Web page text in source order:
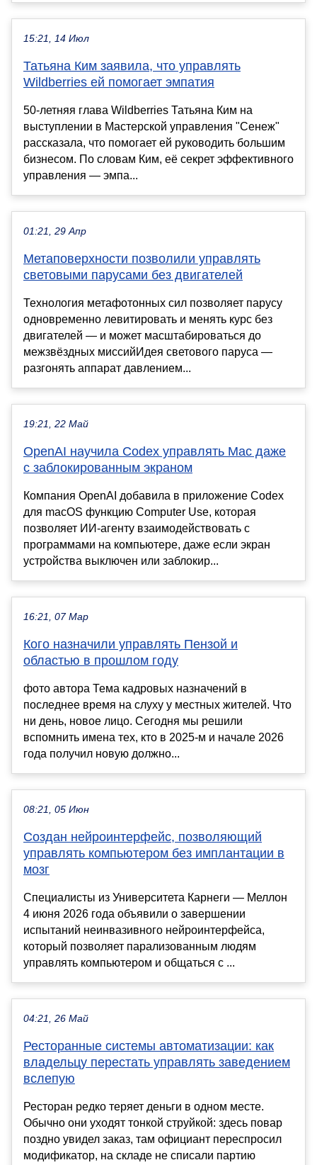
15:21, 14 Июл
Татьяна Ким заявила, что управлять
Wildberries ей помогает эмпатия
50-летняя глава Wildberries Татьяна Ким на
выступлении в Мастерской управления "Сенеж"
рассказала, что помогает ей руководить большим
бизнесом. По словам Ким, её секрет эффективного
управления — эмпа...
01:21, 29 Апр
Метаповерхности позволили управлять
световыми парусами без двигателей
Технология метафотонных сил позволяет парусу
одновременно левитировать и менять курс без
двигателей — и может масштабироваться до
межзвёздных миссийИдея светового паруса —
разгонять аппарат давлением...
19:21, 22 Май
OpenAI научила Codex управлять Mac даже
с заблокированным экраном
Компания OpenAI добавила в приложение Codex
для macOS функцию Computer Use, которая
позволяет ИИ-агенту взаимодействовать с
программами на компьютере, даже если экран
устройства выключен или заблокир...
16:21, 07 Мар
Кого назначили управлять Пензой и
областью в прошлом году
фото автора Тема кадровых назначений в
последнее время на слуху у местных жителей. Что
ни день, новое лицо. Сегодня мы решили
вспомнить имена тех, кто в 2025-м и начале 2026
года получил новую должно...
08:21, 05 Июн
Cоздан нейроинтерфейс, позволяющий
управлять компьютером без имплантации в
мозг
Специалисты из Университета Карнеги — Меллон
4 июня 2026 года объявили о завершении
испытаний неинвазивного нейроинтерфейса,
который позволяет парализованным людям
управлять компьютером и общаться с ...
04:21, 26 Май
Ресторанные системы автоматизации: как
владельцу перестать управлять заведением
вслепую
Ресторан редко теряет деньги в одном месте.
Обычно они уходят тонкой струйкой: здесь повар
поздно увидел заказ, там официант переспросил
модификатор, на складе не списали партию